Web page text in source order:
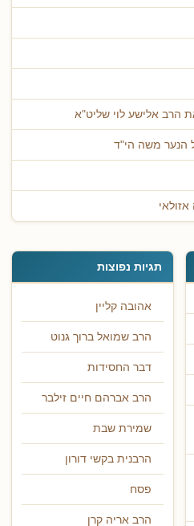
הרב אלישע לוי שליט"א
הנער משה הי"ד
תגיות נפוצות
אהובה קליין
הרב שמואל ברוך גנוט
דבר החסידות
הרב אברהם חיים זילבר
שמירת שבת
הרבנית בקשי דורון
פסח
הרב אריה קרן